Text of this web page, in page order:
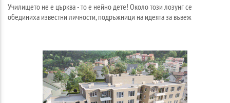
Училището не е църква - то е нейно дете! Около този лозунг се
обединиха известни личности, подръжници на идеята за въвеж